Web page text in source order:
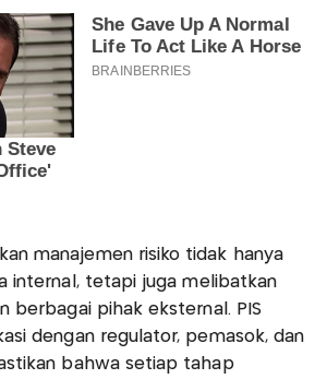
manajemen risiko tidak hanya
internal, tetapi juga melibatkan
berbagai pihak eksternal. PIS
dengan regulator, pemasok, dan
bahwa setiap tahap